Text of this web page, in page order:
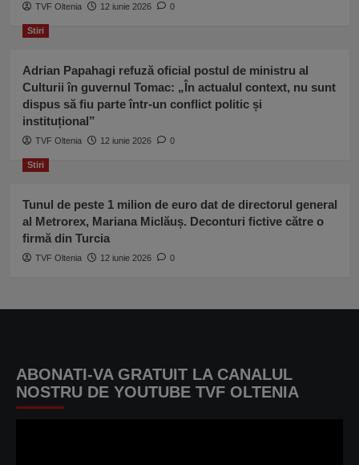
TVF Oltenia 12 iunie 2026 0
Stiri
Adrian Papahagi refuză oficial postul de ministru al
Culturii în guvernul Tomac: „În actualul context, nu sunt
dispus să fiu parte într-un conflict politic și
instituțional”
TVF Oltenia 12 iunie 2026 0
Stiri
Tunul de peste 1 milion de euro dat de directorul general
al Metrorex, Mariana Miclăuș. Deconturi fictive către o
firmă din Turcia
TVF Oltenia 12 iunie 2026 0
ABONATI-VA GRATUIT LA CANALUL
NOSTRU DE YOUTUBE TVF OLTENIA